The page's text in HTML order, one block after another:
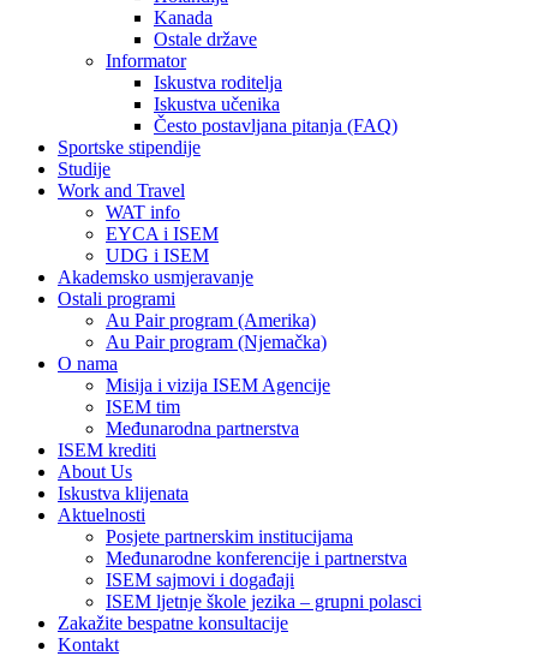
Kanada
Ostale države
Informator
Iskustva roditelja
Iskustva učenika
Često postavljana pitanja (FAQ)
Sportske stipendije
Studije
Work and Travel
WAT info
EYCA i ISEM
UDG i ISEM
Akademsko usmjeravanje
Ostali programi
Au Pair program (Amerika)
Au Pair program (Njemačka)
O nama
Misija i vizija ISEM Agencije
ISEM tim
Međunarodna partnerstva
ISEM krediti
About Us
Iskustva klijenata
Aktuelnosti
Posjete partnerskim institucijama
Međunarodne konferencije i partnerstva
ISEM sajmovi i događaji
ISEM ljetnje škole jezika – grupni polasci
Zakažite bespatne konsultacije
Kontakt